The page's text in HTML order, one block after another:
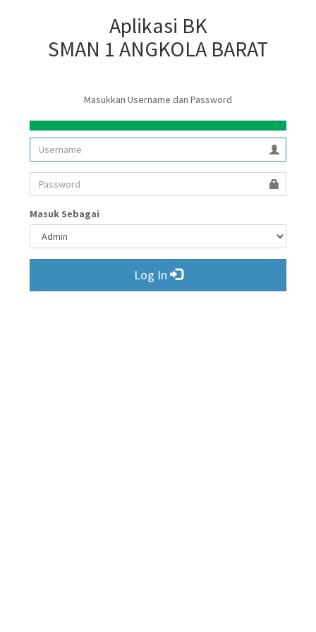
Aplikasi BK
SMAN 1 ANGKOLA BARAT
Masukkan Username dan Password
Masuk Sebagai
Log In